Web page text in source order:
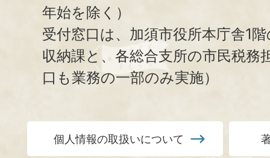
年始を除く）
受付窓口は、加須市役所本庁舎1
収納課と、 各総合支所の市民税務
口も業務の一部のみ実施）
個人情報の取扱いについて